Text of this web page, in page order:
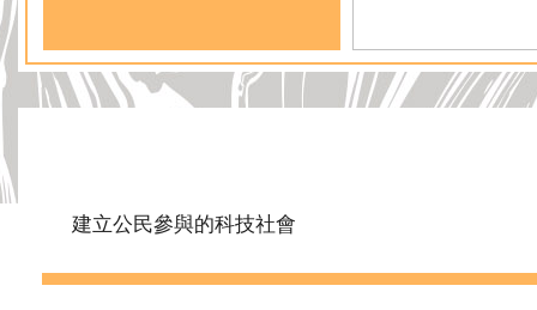
建立公民參與的科技社會